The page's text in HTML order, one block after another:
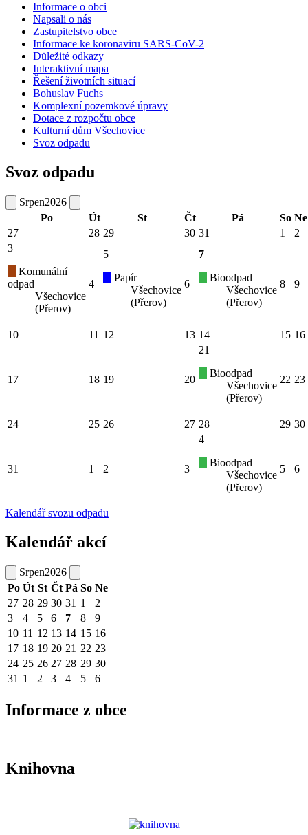
Informace o obci
Napsali o nás
Zastupitelstvo obce
Informace ke koronaviru SARS-CoV-2
Důležité odkazy
Interaktivní mapa
Řešení životních situací
Bohuslav Fuchs
Komplexní pozemkové úpravy
Dotace z rozpočtu obce
Kulturní dům Všechovice
Svoz odpadu
Svoz odpadu
Srpen2026
Po
Út St Čt Pá So Ne
27
28 29 30 31 1
2
3
Komunální
odpad
Všechovice
(Přerov)
4
5
Papír
Všechovice
(Přerov)
6
7
Bioodpad
Všechovice
(Přerov)
8 9
10 11 12 13 14 15 16
17 18 19 20
21
Bioodpad
Všechovice
(Přerov)
22 23
24 25 26 27 28 29 30
31 1 2 3
4
Bioodpad
Všechovice
(Přerov)
5 6
Kalendář svozu odpadu
Kalendář akcí
Srpen2026
Po Út St Čt Pá So Ne
27 28 29 30 31 1
2
3
4 5 6 7 8
9
10 11 12 13 14 15 16
17 18 19 20 21 22 23
24 25 26 27 28 29 30
31 1 2 3 4 5 6
Informace z obce
Knihovna